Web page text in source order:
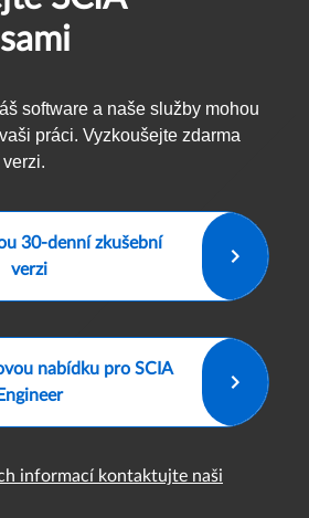
software a naše služby mohou
práci. Vyzkoušejte zdarma
30-denní zkušební
verzi
nabídku pro SCIA
Engineer
informací kontaktujte naši